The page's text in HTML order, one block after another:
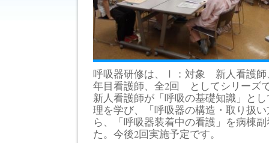
吸
器
研
修・
コ
ー
チ
ン
グ
研
修・
新
既
卒
者
研
修）
呼吸器研修は、Ⅰ：対象 新人看護
年目看護師、全2回 としてシリーズ
新人看護師が「呼吸の基礎知識」と
理を学び、「呼吸器の構造・取り扱
ら、「呼吸器装着中の看護」を病棟
た。今後2回実施予定です。